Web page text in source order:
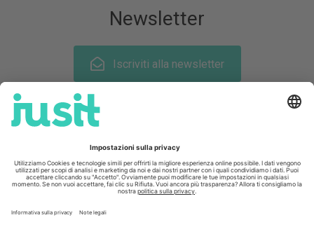
Newsletter
Iscriviti alla newsletter